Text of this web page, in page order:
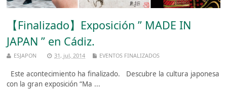
【Finalizado】Exposición ” MADE IN
JAPAN ” en Cádiz.
ESJAPON 31, jul, 2014 EVENTOS FINALIZADOS
Este acontecimiento ha finalizado. Descubre la cultura japonesa
con la gran exposición “Ma ...